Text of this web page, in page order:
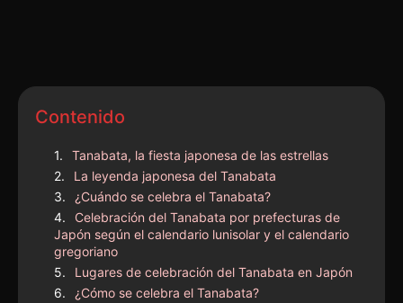
Contenido
Tanabata, la fiesta japonesa de las estrellas
La leyenda japonesa del Tanabata
¿Cuándo se celebra el Tanabata?
Celebración del Tanabata por prefecturas de
Japón según el calendario lunisolar y el calendario
gregoriano
Lugares de celebración del Tanabata en Japón
¿Cómo se celebra el Tanabata?